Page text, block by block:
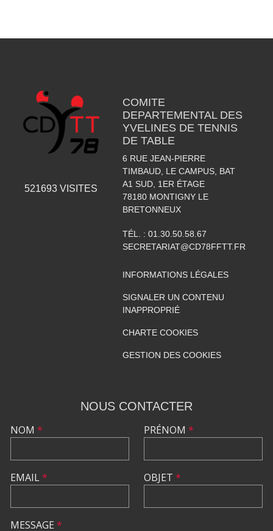
521693 VISITES
COMITE
DEPARTEMENTAL DES
YVELINES DE TENNIS
DE TABLE
6 RUE JEAN-PIERRE
TIMBAUD, LE CAMPUS, BAT
A1 SUD, 1ER ÉTAGE
78180 MONTIGNY LE
BRETONNEUX
TÉL. : 01.30.50.58.67
SECRETARIAT@CD78FFTT.FR
INFORMATIONS LÉGALES
SIGNALER UN CONTENU
INAPPROPRIÉ
CHARTE COOKIES
GESTION DES COOKIES
NOUS CONTACTER
NOM *
EMAIL*
PRÉNOM *
OBJET *
MESSAGE *